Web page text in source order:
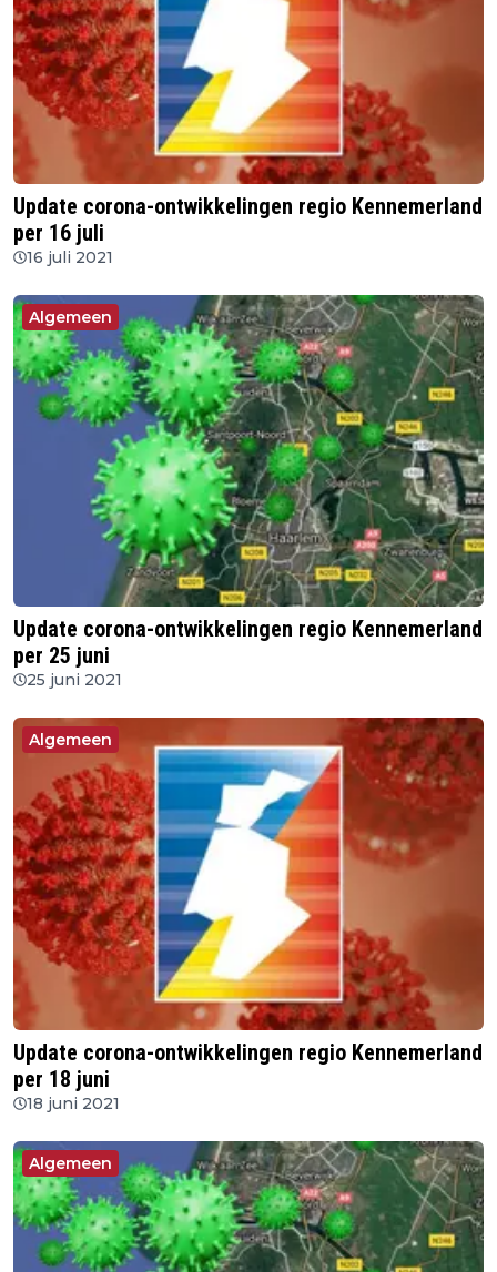
Update corona-ontwikkelingen regio Kennemerland
per 16 juli
16 juli 2021
Algemeen
Update corona-ontwikkelingen regio Kennemerland
per 25 juni
25 juni 2021
Algemeen
Update corona-ontwikkelingen regio Kennemerland
per 18 juni
18 juni 2021
Algemeen